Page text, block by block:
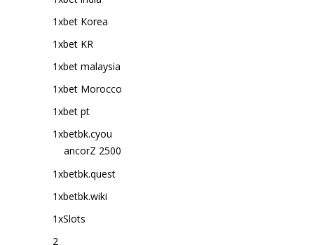
1xbet Korea
1xbet KR
1xbet malaysia
1xbet Morocco
1xbet pt
1xbetbk.cyou
ancorZ 2500
1xbetbk.quest
1xbetbk.wiki
1xSlots
2